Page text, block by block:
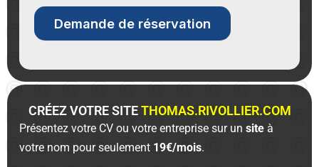
CRÉEZ VOTRE SITETHOMAS.RIVOLLIER.COM
Présentez votre CV ou votre entreprise sur unsite à
votre nom pour seulement 19€/mois.